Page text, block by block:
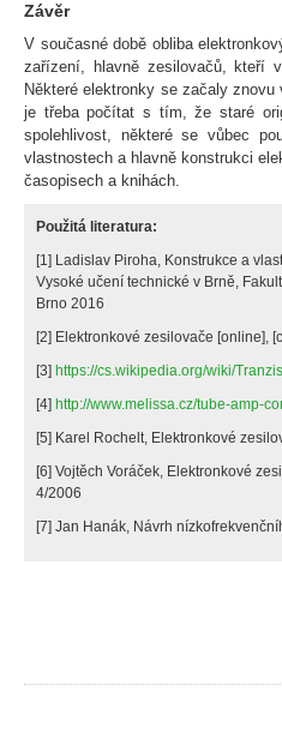
Závěr
V současné době obliba
zařízení, hlavně zesilovačů, kteří
Některé elektronky se začaly
je třeba počítat s tím, že staré
spolehlivost, některé se vůbec
vlastnostech a hlavně konstrukci
časopisech a knihách.
Použitá literatura:
[1] Ladislav Piroha, Konstrukce a
Vysoké učení technické v Brně,
Brno 2016
[2] Elektronkové zesilovače [online],
[3] https://cs.wikipedia.org/wiki/
[4] http://www.melissa.cz/tube-amp-
[5] Karel Rochelt, Elektronkové
[6] Vojtěch Voráček, Elektronkové
4/2006
[7] Jan Hanák, Návrh